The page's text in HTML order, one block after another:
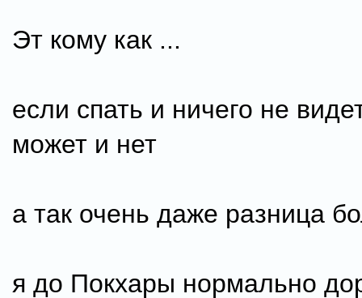
Эт кому как ...
если спать и ничего не
может и нет
а так очень даже разница
я до Покхары нормально